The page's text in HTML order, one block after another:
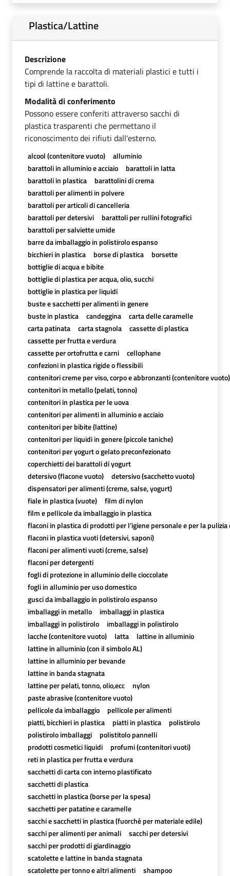
Plastica/Lattine
Descrizione
Comprende la raccolta di materiali plastici e tutti i
tipi di lattine e barattoli.
Modalità di conferimento
Possono essere conferiti attraverso sacchi di
plastica trasparenti che permettano il
riconoscimento dei rifiuti dall'esterno.
alcool (contenitore vuoto)
alluminio
barattoli in alluminio e acciaio
barattoli in latta
barattoli in plastica
barattolini di crema
barattoli per alimenti in polvere
barattoli per articoli di cancelleria
barattoli per detersivi
barattoli per rullini fotografici
barattoli per salviette umide
barre da imballaggio in polistirolo espanso
bicchieri in plastica
borse di plastica
borsette
bottiglie di acqua e bibite
bottiglie di plastica per acqua, olio, succhi
bottiglie in plastica per liquidi
buste e sacchetti per alimenti in genere
buste in plastica
candeggina
carta delle caramelle
carta patinata
carta stagnola
cassette di plastica
cassette per frutta e verdura
cassette per ortofrutta e carni
cellophane
confezioni in plastica rigide o flessibili
contenitori creme per viso, corpo e abbronzanti (contenitore vuoto)
contenitori in metallo (pelati, tonno)
contenitori in plastica per le uova
contenitori per alimenti in alluminio e acciaio
contenitori per bibite (lattine)
contenitori per liquidi in genere (piccole taniche)
contenitori per yogurt o gelato preconfezionato
coperchietti dei barattoli di yogurt
detersivo (flacone vuoto)
detersivo (sacchetto vuoto)
dispensatori per alimenti (creme, salse, yogurt)
fiale in plastica (vuote)
film di nylon
film e pellicole da imballaggio in plastica
flaconi in plastica di prodotti per l’igiene personale e per la pulizia
flaconi in plastica vuoti (detersivi, saponi)
flaconi per alimenti vuoti (creme, salse)
flaconi per detergenti
fogli di protezione in alluminio delle cioccolate
fogli in alluminio per uso domestico
gusci da imballaggio in polistirolo espanso
imballaggi in metallo
imballaggi in plastica
imballaggi in polistirolo
imballaggi in polistirolo
lacche (contenitore vuoto)
latta
lattine in alluminio
lattine in alluminio (con il simbolo AL)
lattine in alluminio per bevande
lattine in banda stagnata
lattine per pelati, tonno, olio,ecc
nylon
paste abrasive (contenitore vuoto)
pellicole da imballaggio
pellicole per alimenti
piatti, bicchieri in plastica
piatti in plastica
polistirolo
polistirolo imballaggi
polistitolo pannelli
prodotti cosmetici liquidi
profumi (contenitori vuoti)
reti in plastica per frutta e verdura
sacchetti di carta con interno plastificato
sacchetti di plastica
sacchetti in plastica (borse per la spesa)
sacchetti per patatine e caramelle
sacchi e sacchetti in plastica (fuorché per materiale edile)
sacchi per alimenti per animali
sacchi per detersivi
sacchi per prodotti di giardinaggio
scatolette e lattine in banda stagnata
scatolette per tonno e altri alimenti
shampoo